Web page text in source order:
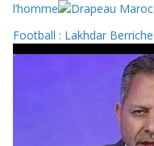
l’homme
Football : Lakhdar